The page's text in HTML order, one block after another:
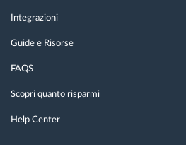
Integrazioni
Guide e Risorse
FAQS
Scopri quanto risparmi
Help Center